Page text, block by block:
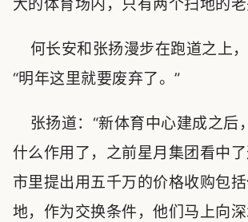
大的体育场内，只有两个扫地的老
何长安和张扬漫步在跑道之上，
“明年这里就要废弃了。”
张扬道：“新体育中心建成之后
什么作用了，之前星月集团看中
市里提出用五千万的价格收购包
地，作为交换条件，他们马上向